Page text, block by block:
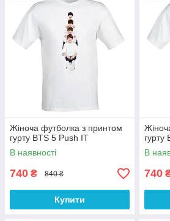
Жіноча футболка з принтом
гурту BTS 5 Push IT
В наявності
740 ₴ 840 ₴
Купити
гурту
В
740